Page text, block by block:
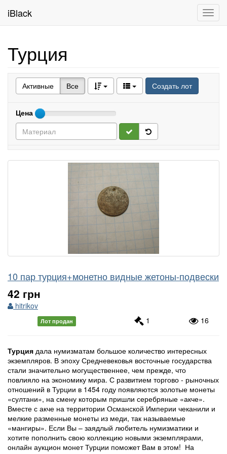
iBlack
Турция
Активные Все Создать лот
Цена
10 пар турция+монетно видные жетоны-подвески
42 грн
hitrikov
Лот продан 1 16
Турция дала нумизматам большое количество интересных
экземпляров. В эпоху Средневековья восточные государства
стали значительно могущественнее, чем прежде, что
повлияло на экономику мира. С развитием торгово - рыночных
отношений в Турции в 1454 году появляются золотые монеты
«султани», на смену которым пришли серебряные «акче».
Вместе с акче на территории Османской Империи чеканили и
мелкие разменные монеты из меди, так называемые
«мангиры». Если Вы – заядлый любитель нумизматики и
хотите пополнить свою коллекцию новыми экземплярами,
онлайн аукцион монет Турции поможет Вам в этом! На